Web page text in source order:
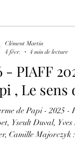
de
papi , Le
de Papi - 2025 -
Yves Dubois, Matthis Acker, Anaïs
Majorczyk : Source image
Clément Martin
4 févr.
4 min de lecture